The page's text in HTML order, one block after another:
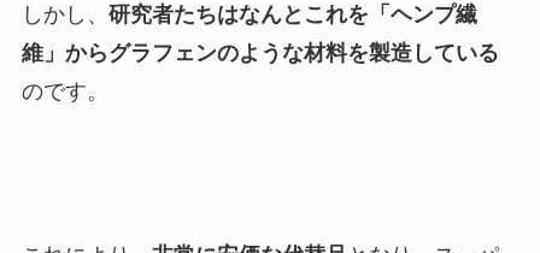
しかし、 研究者たちはなんとこれを「ヘンプ繊
維」からグラフェンのような材料を製造している
のです。